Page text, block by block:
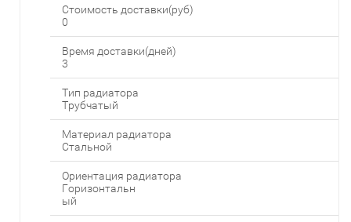
Стоимость доставки(руб)
0
Время доставки(дней)
3
Тип радиатора
Трубчатый
Материал радиатора
Стальной
Ориентация радиатора
Горизонтальн
ый